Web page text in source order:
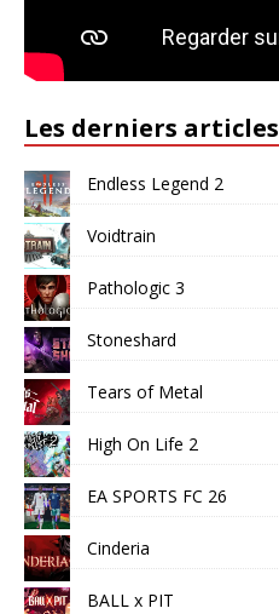
Les derniers articles
Endless Legend 2
Voidtrain
Pathologic 3
Stoneshard
Tears of Metal
High On Life 2
EA SPORTS FC 26
Cinderia
BALL x PIT